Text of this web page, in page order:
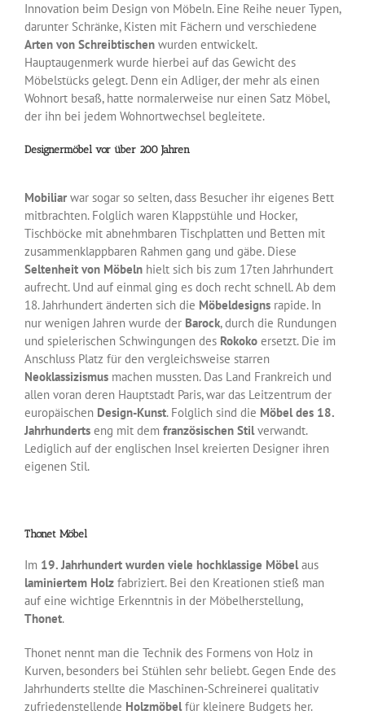
Innovation beim Design von Möbeln. Eine Reihe neuer Typen,
darunter Schränke, Kisten mit Fächern und verschiedene
Arten von Schreibtischenwurden entwickelt.
Hauptaugenmerk wurde hierbei auf das Gewicht des
Möbelstücks gelegt. Denn ein Adliger, der mehr als einen
Wohnort besaß, hatte normalerweise nur einen Satz Möbel,
der ihn bei jedem Wohnortwechsel begleitete.
Designermöbel vor über 200 Jahren
Mobiliarwar sogar so selten, dass Besucher ihr eigenes Bett
mitbrachten. Folglich waren Klappstühle und Hocker,
Tischböcke mit abnehmbaren Tischplatten und Betten mit
zusammenklappbaren Rahmen gang und gäbe. Diese
Seltenheit von Möbelnhielt sich bis zum 17ten Jahrhundert
aufrecht. Und auf einmal ging es doch recht schnell. Ab dem
18. Jahrhundert änderten sich die Möbeldesignsrapide. In
nur wenigen Jahren wurde der Barock, durch die Rundungen
und spielerischen Schwingungen des Rokokoersetzt. Die im
Anschluss Platz für den vergleichsweise starren
Neoklassizismusmachen mussten. Das Land Frankreich und
allen voran deren Hauptstadt Paris, war das Leitzentrum der
europäischen Design-Kunst. Folglich sind die Möbel des 18.
Jahrhundertseng mit dem französischen Stilverwandt.
Lediglich auf der englischen Insel kreierten Designer ihren
eigenen Stil.
Thonet Möbel
Im 19. Jahrhundert wurden viele hochklassige Möbelaus
laminiertem Holzfabriziert. Bei den Kreationen stieß man
auf eine wichtige Erkenntnis in der Möbelherstellung,
Thonet.
Thonet nennt man die Technik des Formens von Holz in
Kurven, besonders bei Stühlen sehr beliebt. Gegen Ende des
Jahrhunderts stellte die Maschinen-Schreinerei qualitativ
zufriedenstellende Holzmöbelfür kleinere Budgets her.